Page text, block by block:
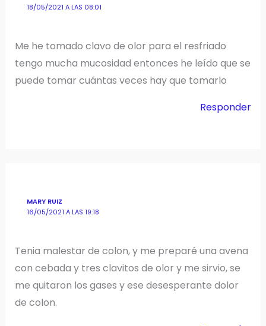
18/05/2021 A LAS 08:01
Me he tomado clavo de olor para el resfriado
tengo mucha mucosidad entonces he leído que se
puede tomar cuántas veces hay que tomarlo
Responder
MARY RUIZ
16/05/2021 A LAS 19:18
Tenia malestar de colon, y me preparé una avena
con cebada y tres clavitos de olor y me sirvio, se
me quitaron los gases y ese desesperante dolor
de colon.